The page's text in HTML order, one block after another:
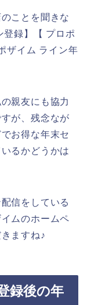
ことを聞きな
登録】【 プロポ
ザイム ライン年
親友にも協力
が、残念なが
お得な年末セ
るかどうかは
信をしている
ムのホームペ
ますね♪
録後の年